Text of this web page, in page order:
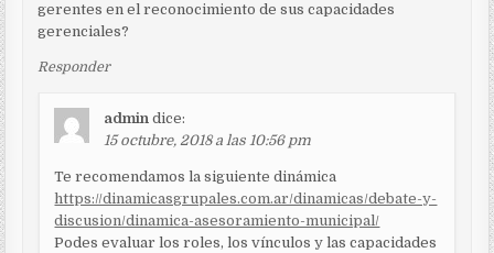
gerentes en el reconocimiento de sus capacidades
gerenciales?
Responder
admin dice:
15 octubre, 2018 a las 10:56 pm
Te recomendamos la siguiente dinámica
https://dinamicasgrupales.com.ar/dinamicas/debate-y-
discusion/dinamica-asesoramiento-municipal/
Podes evaluar los roles, los vínculos y las capacidades